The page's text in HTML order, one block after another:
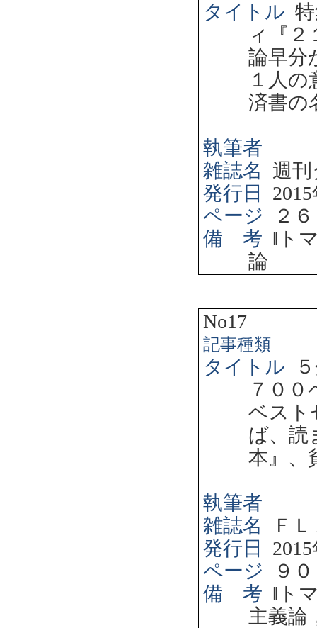
タイトル
ィ『
論早分
１人
済書の
執筆者
雑誌名
週
発行日
2015
ページ
２
備 考 ‖ ト
論
No17
記事種類
タイトル
７０
ベス
ば、
本』、
執筆者
雑誌名
Ｆ
発行日
2015
ページ
９
備 考 ‖ ト
主義論